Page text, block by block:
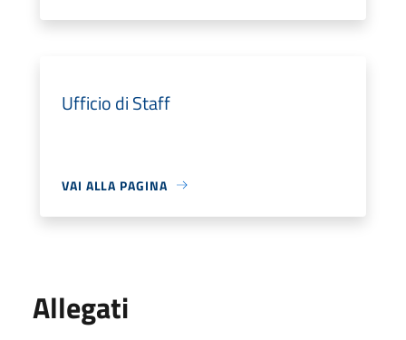
Ufficio di Staff
VAI ALLA PAGINA
Allegati